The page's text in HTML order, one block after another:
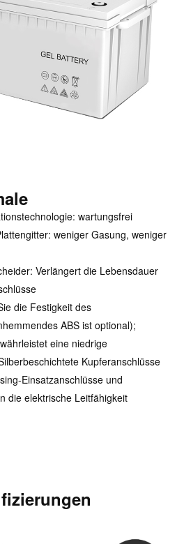
wartungsfrei
weniger Gasung, weniger
Verlängert die Lebensdauer
die Festigkeit des
ABS ist optional);
eine niedrige
Kupferanschlüsse
Einsatzanschlüsse und
die elektrische Leitfähigkeit